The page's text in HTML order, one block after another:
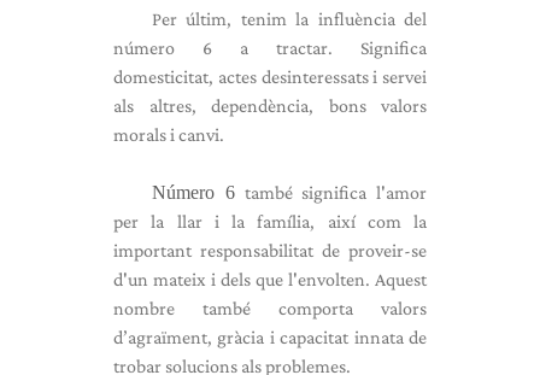
Per últim, tenim la influència del
número 6 a tractar. Significa
domesticitat, actes desinteressats i servei
als altres, dependència, bons valors
morals i canvi.
Número 6també significa l'amor
per la llar i la família, així com la
important responsabilitat de proveir-se
d'un mateix i dels que l'envolten. Aquest
nombre també comporta valors
d’agraïment, gràcia i capacitat innata de
trobar solucions als problemes.